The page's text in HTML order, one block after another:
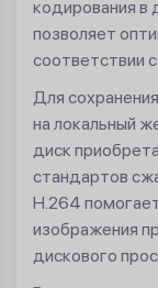
кодирования в
позволяет
соответствии
Для
на локальный
диск
стандартов
H.264
изображения
дискового